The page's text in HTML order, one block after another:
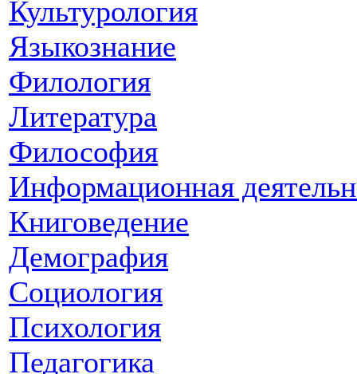
Культурология
Языкознание
Филология
Литература
Философия
Информационная
Книговедение
Демография
Социология
Психология
Педагогика